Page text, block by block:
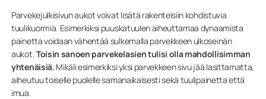
Parvekejulkisivun aukot voivat lisätä rakenteisiin kohdistuvia
tuulikuormia. Esimerkiksi puuskatuulen aiheuttamaa dynaamista
painetta voidaan vähentää sulkemalla parvekkeen ulkoseinän
aukot.Toisin sanoen parvekelasien tulisi olla mahdollisimman
yhtenäisiä. Mikäli esimerkiksi yksi parvekkeen sivu jää lasittamatta,
aiheutuu toiselle puolelle samanaikaisesti sekä tuulipainetta että
imua.